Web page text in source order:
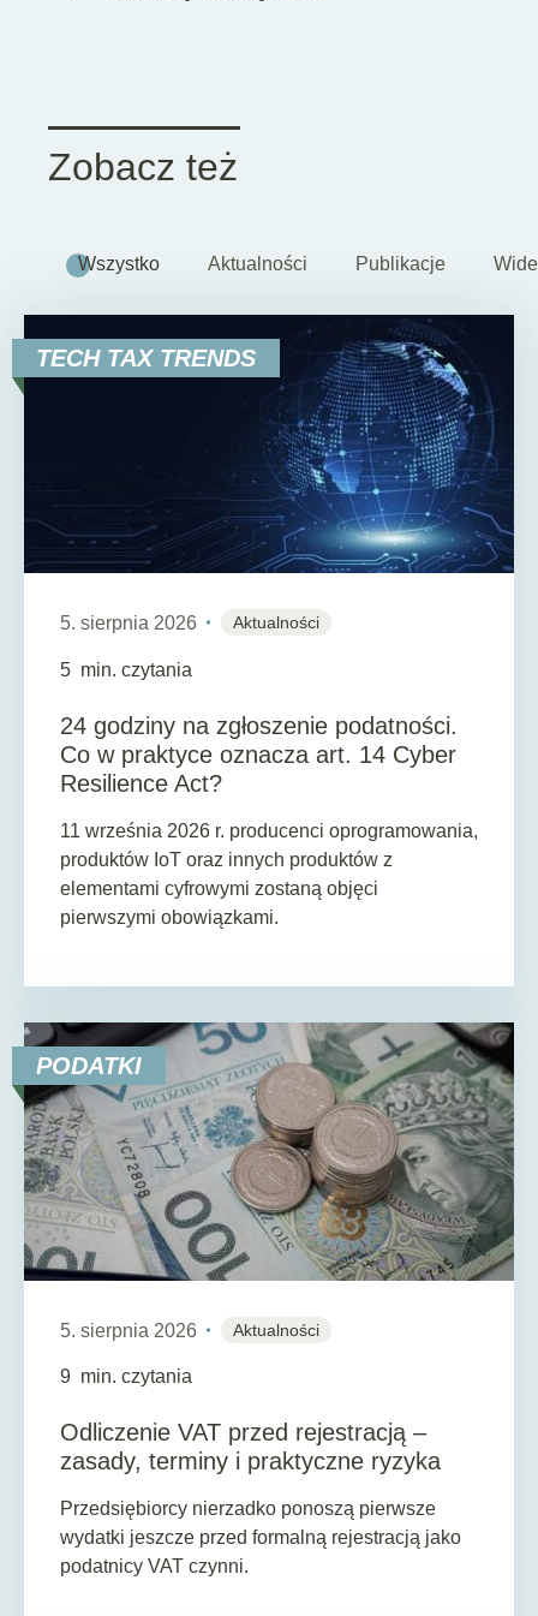
Zobacz też
Wszystko Aktualności Publikacje
TECH TAX TRENDS
5. sierpnia 2026 Aktualności
5 min. czytania
24 godziny na zgłoszenie podatności.
Co w praktyce oznacza art. 14 Cyber
Resilience Act?
11 września 2026 r. producenci oprogramowania,
produktów IoT oraz innych produktów z
elementami cyfrowymi zostaną objęci
pierwszymi obowiązkami.
PODATKI
5. sierpnia 2026 Aktualności
9 min. czytania
Odliczenie VAT przed rejestracją –
zasady, terminy i praktyczne ryzyka
Przedsiębiorcy nierzadko ponoszą pierwsze
wydatki jeszcze przed formalną rejestracją jako
podatnicy VAT czynni.